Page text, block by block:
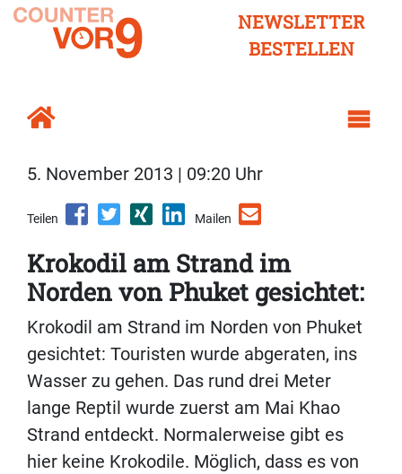
NEWSLETTER
BESTELLEN
5. November 2013 | 09:20 Uhr
Teilen Mailen
Krokodil am Strand im
Norden von Phuket gesichtet:
Krokodil am Strand im Norden von Phuket
gesichtet: Touristen wurde abgeraten, ins
Wasser zu gehen. Das rund drei Meter
lange Reptil wurde zuerst am Mai Khao
Strand entdeckt. Normalerweise gibt es
hier keine Krokodile. Möglich, dass es von